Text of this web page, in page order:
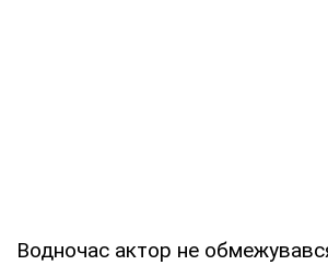
Водночас актор не